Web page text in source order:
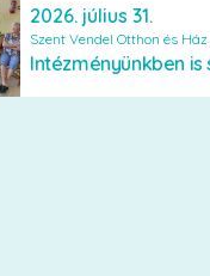
2026. július 31.
Szent Vendel Otthon és Ház